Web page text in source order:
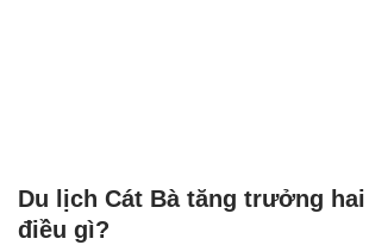
Du lịch Cát Bà tăng trưởng
điều gì?